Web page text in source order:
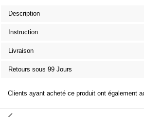
Description
Instruction
Livraison
Retours sous 99 Jours
Clients ayant acheté ce produit ont également